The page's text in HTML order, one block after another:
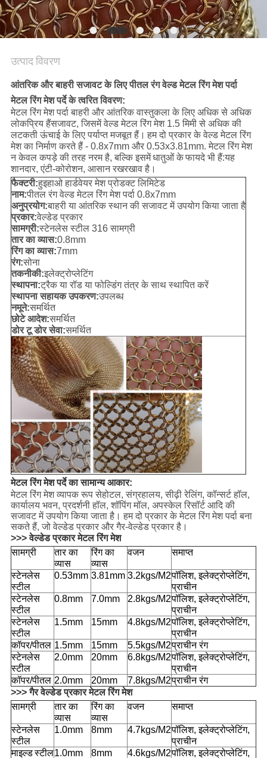
उत्पाद विवरण
आंतरिक और बाहरी सजावट के लिए पीतल रंग वेल्ड मेटल रिंग मेश पर्दा
मेटल रिंग मेश पर्दे के त्वरित विवरण:
मेटल रिंग मेश पर्दा बाहरी और आंतरिक वास्तुकला के लिए अधिक से अधिक
लोकप्रिय हैंसजावट, जिसमें वेल्ड मेटल रिंग मेश 1.5 मिमी से अधिक की
लटकती ऊंचाई के लिए पर्याप्त मजबूत हैं। हम दो प्रकार के वेल्ड मेटल रिंग
मेश का निर्माण करते हैं - 0.8x7mm और 0.53x3.81mm. मेटल रिंग मेश
न केवल कपड़े की तरह नरम है, बल्कि इसमेंधातुओं केफायदे भी हैं:यह
शानदार, एंटी-कोरोशन, आसान रखरखाव है।
फैक्टरी:हुइहाओ हार्डवेयर मेश प्रोडक्ट लिमिटेड
नाम:पीतल रंग वेल्ड मेटल रिंग मेश पर्दा 0.8x7mm
अनुप्रयोग:बाहरी या आंतरिक स्थान की सजावट में उपयोग किया जाता है
प्रकार:वेल्डेड प्रकार
सामग्री:स्टेनलेस स्टील 316 सामग्री
तार का व्यास:0.8mm
रिंग का व्यास:7mm
रंग:सोना
तकनीकी:इलेक्ट्रोप्लेटिंग
स्थापना:ट्रैक या रॉड या फोल्डिंग तंत्र के साथ स्थापित करें
स्थापना सहायक उपकरण:उपलब्ध
नमूने:समर्थित
छोटे आदेश:समर्थित
डोर टू डोर सेवा:समर्थित
मेटल रिंग मेश पर्दे का सामान्य आकार:
मेटल रिंग मेश व्यापक रूप सेहोटल, संग्रहालय, सीढ़ी रेलिंग, कॉन्सर्ट हॉल,
कार्यालय भवन, प्रदर्शनी हॉल, शॉपिंग मॉल, अपस्केल रिसॉर्ट आदि की
सजावट में उपयोग किया जाता है। हम दो प्रकार के मेटल रिंग मेश पर्दा बना
सकते हैं, जो वेल्डेड प्रकार और गैर-वेल्डेड प्रकार है।
>>> वेल्डेड प्रकार मेटल रिंग मेश
सामग्री
तार का
व्यास
रिंग का
व्यास
वजन समाप्त
स्टेनलेस
स्टील
0.53mm 3.81mm 3.2kgs/M2पॉलिश, इलेक्ट्रोप्लेटिंग,
प्राचीन
स्टेनलेस
स्टील
0.8mm 7.0mm 2.8kgs/M2पॉलिश, इलेक्ट्रोप्लेटिंग,
प्राचीन
स्टेनलेस
स्टील
1.5mm 15mm 4.8kgs/M2पॉलिश, इलेक्ट्रोप्लेटिंग,
प्राचीन
कॉपर/पीतल 1.5mm 15mm 5.5kgs/M2प्राचीन रंग
स्टेनलेस
स्टील
2.0mm 20mm 6.8kgs/M2पॉलिश, इलेक्ट्रोप्लेटिंग,
प्राचीन
कॉपर/पीतल 2.0mm 20mm 7.8kgs/M2प्राचीन रंग
>>> गैर वेल्डेड प्रकार मेटल रिंग मेश
सामग्री
तार का
व्यास
रिंग का
व्यास
वजन समाप्त
स्टेनलेस
स्टील
1.0mm 8mm 4.7kgs/M2पॉलिश, इलेक्ट्रोप्लेटिंग,
प्राचीन
माइल्डस्टील1.0mm 8mm 4.6kgs/M2पॉलिश, इलेक्ट्रोप्लेटिंग,